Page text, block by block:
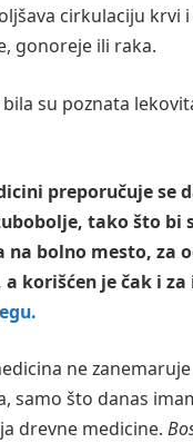
cirkulaciju krvi i
gonoreje ili raka.
su poznata
preporučuje se
tako što bi
na bolno mesto, za
korišćen je čak i
ne
samo što danas
drevne medicine.